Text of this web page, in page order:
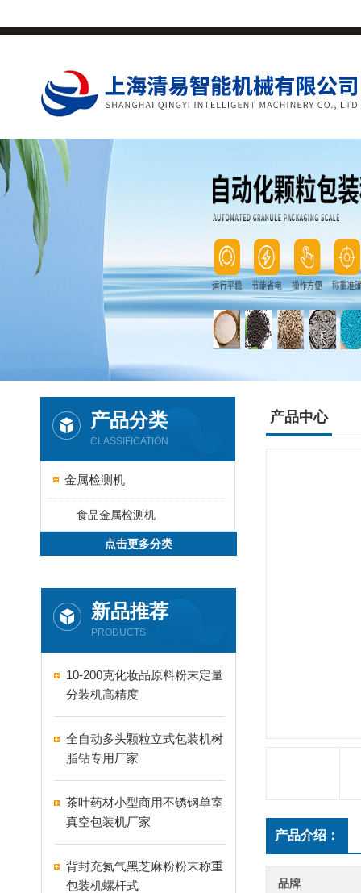
产品分类
CLASSIFICATION
金属检测机
食品金属检测机
点击更多分类
新品推荐
PRODUCTS
10-200克化妆品原料粉末定量
分装机高精度
全自动多头颗粒立式包装机树
脂钻专用厂家
茶叶药材小型商用不锈钢单室
真空包装机厂家
背封充氮气黑芝麻粉粉末称重
包装机螺杆式
产品中心
产品介绍：
品牌